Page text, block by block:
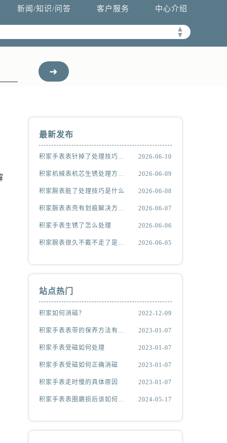
新闻/知识/问答 客户服务 中心介绍
▲
▼
最新发布
积家手表表针掉了处理技巧推荐 2026-06-10
积家机械表机芯生锈处理方法汇总 2026-06-09
积家腕表脏了处理技巧是什么 2026-06-08
积家腕表表壳有划痕解决方法详解 2026-06-07
积家手表生锈了怎么处理 2026-06-06
积家腕表很久不戴不走了是什么原因 2026-06-05
站点热门
积家如何消磁？ 2022-12-09
积家手表表带的保养方法有哪些？ 2023-01-07
积家手表受磁如何处理 2023-01-07
积家手表受磁如何正确消磁 2023-01-07
积家手表走时慢的具体原因 2023-01-07
积家手表表圈磨损后该如何处理？ 2024-05-17